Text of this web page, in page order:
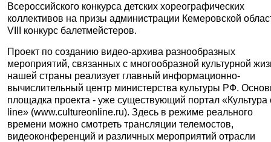
Всероссийского конкурса детских хореографических
коллективов на призы администрации Кемеровской
VIII конкурс балетмейстеров.
Проект по созданию видео-архива разнообразных
мероприятий, связанных с многообразной культурной
нашей страны реализует главный информационно-
вычислительный центр министерства культуры РФ.
площадка проекта - уже существующий портал «Культура
line» (www.cultureonline.ru). Здесь в режиме реального
времени можно смотреть трансляции телемостов,
видеоконференций и различных мероприятий отрасли